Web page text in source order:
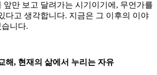
앞만 보고 달려가는 시기이기에, 무언가를
다고 생각합니다. 지금은 그 이후의 이야
니다.
해, 현재의 삶에서 누리는 자유